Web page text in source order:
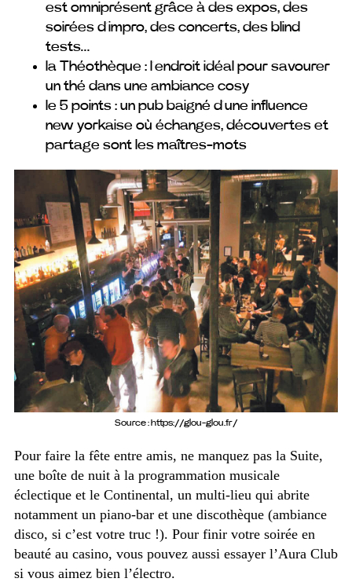
est omniprésent grâce à des expos, des
soirées d’impro, des concerts, des blind
tests…
la Théothèque : l’endroit idéal pour savourer
un thé dans une ambiance cosy
le 5 points : un pub baigné d’une influence
new yorkaise où échanges, découvertes et
partage sont les maîtres-mots
Source : https://glou-glou.fr/
Pour faire la fête entre amis, ne manquez pas la Suite,
une boîte de nuit à la programmation musicale
éclectique et le Continental, un multi-lieu qui abrite
notamment un piano-bar et une discothèque (ambiance
disco, si c’est votre truc !). Pour finir votre soirée en
beauté au casino, vous pouvez aussi essayer l’Aura Club
si vous aimez bien l’électro.